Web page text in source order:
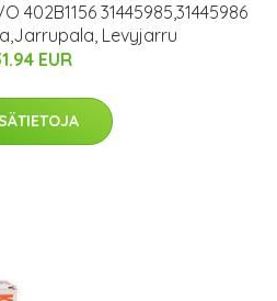
402B1156 31445985,31445986
Levyjarru
EUR